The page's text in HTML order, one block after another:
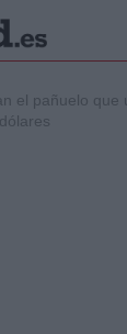
el pañuelo que